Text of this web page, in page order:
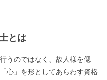
とは
うのではなく、故人様を偲
心」を形としてあらわす資格